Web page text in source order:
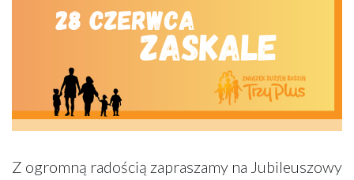
Z ogromną radością zapraszamy na Jubileuszowy